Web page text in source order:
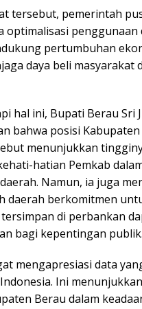
tersebut, pemerintah
optimalisasi penggunaan
pertumbuhan
daya beli masyarakat
hal ini, Bupati Berau Sri
bahwa posisi
menunjukkan
hatian Pemkab
Namun, ia juga
daerah berkomitmen
di perbankan
bagi kepentingan publik.
mengapresiasi data
Ini
Berau dalam